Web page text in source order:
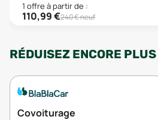
1 offre à partir de :
110,99€240€ neuf
RÉDUISEZ ENCORE
Covoiturage